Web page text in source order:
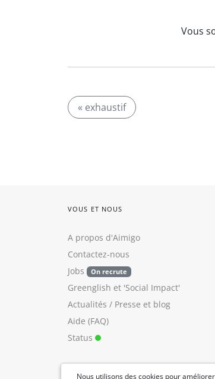
Vous
« exhaustif
Nous utilisons des cookies pour
VOUS ET NOUS
A propos d'Aimigo
Contactez-nous
Jobs
On recrute
Greenglish et 'Social Impact'
Actualités / Presse et blog
Aide (FAQ)
Status